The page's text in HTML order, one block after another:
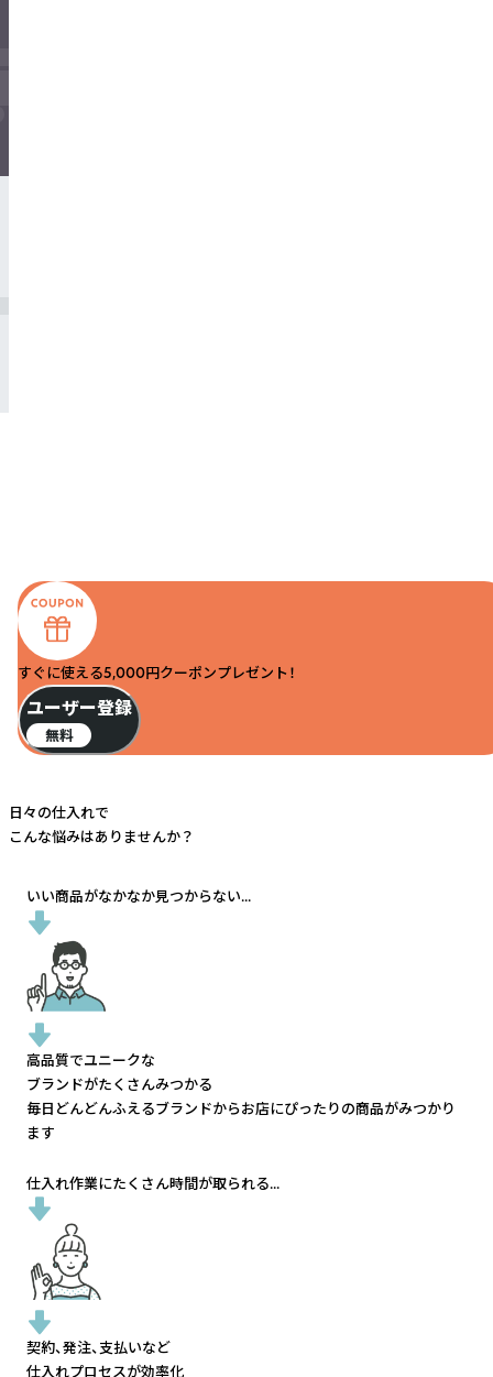
すぐに使える5,000円クーポンプレゼント！
ユーザー登録
無料
日々の仕入れで
こんな悩みはありませんか？
いい商品がなかなか見つからない...
高品質でユニークな
ブランドがたくさんみつかる
毎日どんどんふえるブランドからお店にぴったりの商品がみつかり
ます
仕入れ作業にたくさん時間が取られる...
契約、発注、支払いなど
仕入れプロセスが効率化